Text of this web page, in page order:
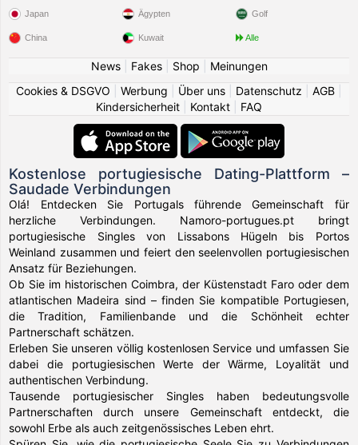
Japan
China
Ägypten
Kuwait
Golf
Alle
News| Fakes| Shop
Meinungen
Cookies & DSGVO
Werbung Über uns Datenschutz AGB
Kindersicherheit
Kontakt FAQ
Kostenlose portugiesische Dating-Plattform –
Saudade Verbindungen
Olá! Entdecken Sie Portugals führende Gemeinschaft für
herzliche Verbindungen. Namoro-portugues.pt bringt
portugiesische Singles von Lissabons Hügeln bis Portos
Weinland zusammen und feiert den seelenvollen portugiesischen
Ansatz für Beziehungen.
Ob Sie im historischen Coimbra, der Küstenstadt Faro oder dem
atlantischen Madeira sind – finden Sie kompatible Portugiesen,
die Tradition, Familienbande und die Schönheit echter
Partnerschaft schätzen.
Erleben Sie unseren völlig kostenlosen Service und umfassen Sie
dabei die portugiesischen Werte der Wärme, Loyalität und
authentischen Verbindung.
Tausende portugiesischer Singles haben bedeutungsvolle
Partnerschaften durch unsere Gemeinschaft entdeckt, die
sowohl Erbe als auch zeitgenössisches Leben ehrt.